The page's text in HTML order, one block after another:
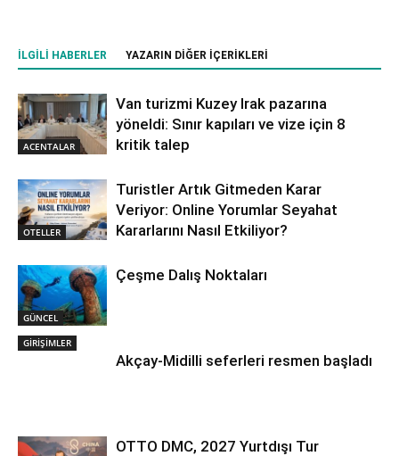
İLGILI HABERLER YAZARIN DIĞER İÇERIKLERI
ACENTALAR
Van turizmi Kuzey Irak pazarına
yöneldi: Sınır kapıları ve vize için 8
kritik talep
OTELLER
Turistler Artık Gitmeden Karar
Veriyor: Online Yorumlar Seyahat
Kararlarını Nasıl Etkiliyor?
GÜNCEL
Çeşme Dalış Noktaları
GİRİŞİMLER
Akçay-Midilli seferleri resmen başladı
OTTO DMC, 2027 Yurtdışı Tur